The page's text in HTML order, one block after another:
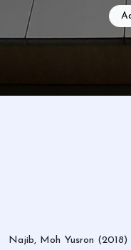
Najib, Moh Yusron (2018)